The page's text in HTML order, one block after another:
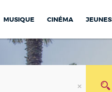
MUSIQUE CINÉMA